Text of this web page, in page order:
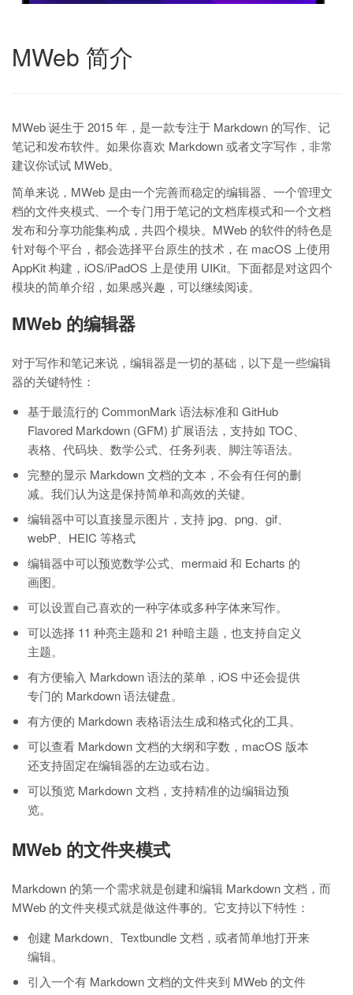
MWeb 简介
MWeb 诞生于 2015 年，是一款专注于 Markdown 的写作、记
笔记和发布软件。如果你喜欢 Markdown 或者文字写作，非常
建议你试试 MWeb。
简单来说，MWeb 是由一个完善而稳定的编辑器、一个管理文
档的文件夹模式、一个专门用于笔记的文档库模式和一个文档
发布和分享功能集构成，共四个模块。MWeb 的软件的特色是
针对每个平台，都会选择平台原生的技术，在 macOS 上使用
AppKit 构建，iOS/iPadOS 上是使用 UIKit。下面都是对这四个
模块的简单介绍，如果感兴趣，可以继续阅读。
MWeb 的编辑器
对于写作和笔记来说，编辑器是一切的基础，以下是一些编辑
器的关键特性：
基于最流行的 CommonMark 语法标准和 GitHub
Flavored Markdown (GFM) 扩展语法，支持如 TOC、
表格、代码块、数学公式、任务列表、脚注等语法。
完整的显示 Markdown 文档的文本，不会有任何的删
减。我们认为这是保持简单和高效的关键。
编辑器中可以直接显示图片，支持 jpg、png、gif、
webP、HEIC 等格式
编辑器中可以预览数学公式、mermaid 和 Echarts 的
画图。
可以设置自己喜欢的一种字体或多种字体来写作。
可以选择 11 种亮主题和 21 种暗主题，也支持自定义
主题。
有方便输入 Markdown 语法的菜单，iOS 中还会提供
专门的 Markdown 语法键盘。
有方便的 Markdown 表格语法生成和格式化的工具。
可以查看 Markdown 文档的大纲和字数，macOS 版本
还支持固定在编辑器的左边或右边。
可以预览 Markdown 文档，支持精准的边编辑边预
览。
MWeb 的文件夹模式
Markdown 的第一个需求就是创建和编辑 Markdown 文档，而
MWeb 的文件夹模式就是做这件事的。它支持以下特性：
创建 Markdown、Textbundle 文档，或者简单地打开来
编辑。
引入一个有 Markdown 文档的文件夹到 MWeb 的文件